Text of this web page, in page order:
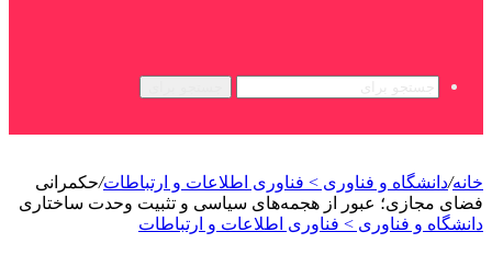
خانه/دانشگاه و فناوری > فناوری اطلاعات و ارتباطات/حکمرانی
فضای مجازی؛ عبور از هجمه‌های سیاسی و تثبیت وحدت ساختاری
دانشگاه و فناوری > فناوری اطلاعات و ارتباطات